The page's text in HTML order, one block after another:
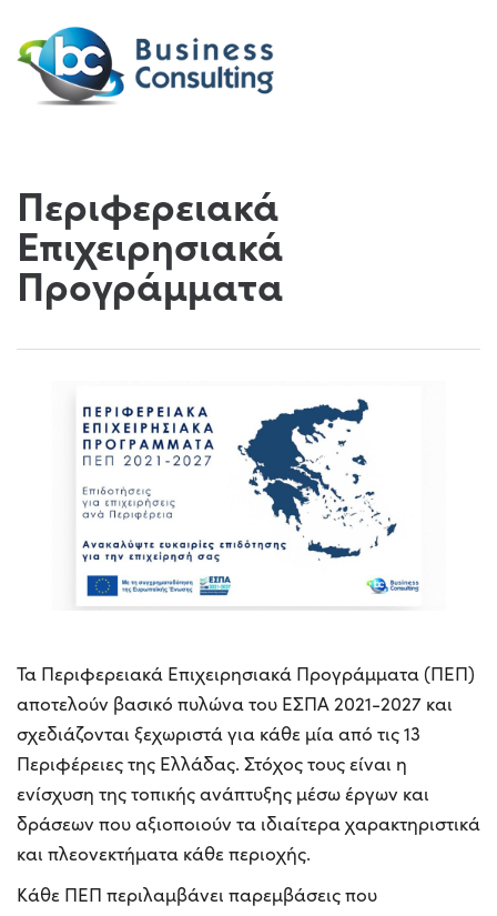
Περιφερειακά
Επιχειρησιακά
Προγράμματα
​Τα Περιφερειακά Επιχειρησιακά Προγράμματα (ΠΕΠ)
αποτελούν βασικό πυλώνα του ΕΣΠΑ 2021-2027 και
σχεδιάζονται ξεχωριστά για κάθε μία από τις 13
Περιφέρειες της Ελλάδας. Στόχος τους είναι η
ενίσχυση της τοπικής ανάπτυξης μέσω έργων και
δράσεων που αξιοποιούν τα ιδιαίτερα χαρακτηριστικά
και πλεονεκτήματα κάθε περιοχής.​
Κάθε ΠΕΠ περιλαμβάνει παρεμβάσεις που